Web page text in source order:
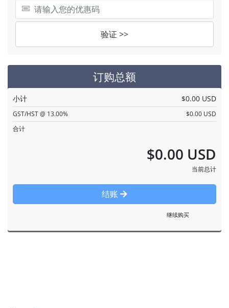
验证 >>
订购总额
小计 $0.00 USD
GST/HST @ 13.00%
$0.00 USD
合计
$0.00 USD
当前总计
结账
继续购买